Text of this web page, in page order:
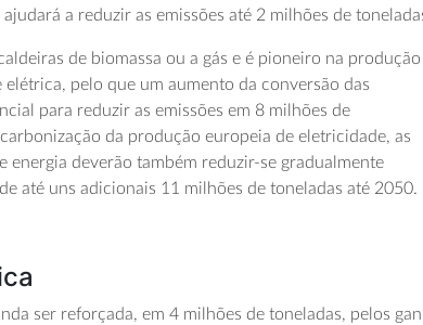
ajudará a reduzir as emissõesaté 2 milhões de
de biomassa ou a gás e é pioneiro na produção
pelo que um aumento da conversão das
para reduzirasemissões em 8 milhões de
da produção europeia de eletricidade, as
energia deverão também reduzir-se gradualmente
até uns adicionais 11 milhões de toneladas até 2050.
ser reforçada, em 4 milhões de toneladas, pelos